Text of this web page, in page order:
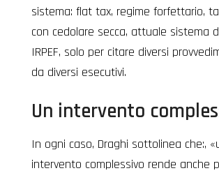
sistema: flat tax, regime forfettario,
con cedolare secca, attuale sistema
IRPEF, solo per citare diversi
da diversi esecutivi.
Un intervento
In ogni caso, Draghi sottolinea che:,
intervento complessivo rende anche